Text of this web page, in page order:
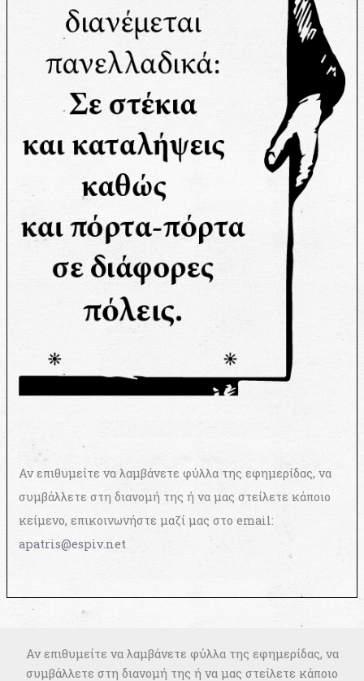
Αν επιθυμείτε να λαμβάνετε φύλλα της εφημερίδας, να
συμβάλλετε στη διανομή της ή να μας στείλετε κάποιο
κείμενο, επικοινωνήστε μαζί μας στο email:
apatris@espiv.net
Αν επιθυμείτε να λαμβάνετε φύλλα της εφημερίδας, να
συμβάλλετε στη διανομή της ή να μας στείλετε κάποιο